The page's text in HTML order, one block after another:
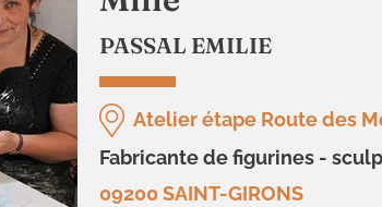
PASSAL EMILIE
Atelier étape Route des
fabricante de figurines -
09200 SAINT-GIRONS